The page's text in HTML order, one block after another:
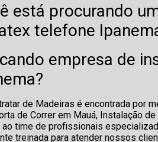
está procurando
telefone
empresa de
de Madeiras é encontrada por
de Correr em Mauá, Instalação
ao time de profissionais
treinada para atender nossos